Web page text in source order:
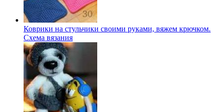
Коврики на стульчики своими руками, вяжем крючком.
Схема вязания